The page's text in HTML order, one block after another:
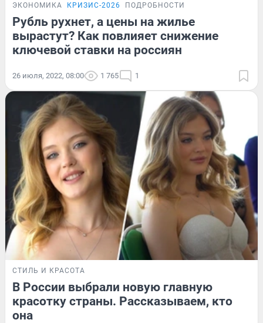
ЭКОНОМИКА КРИЗИС-2026 ПОДРОБНОСТИ
Рубль рухнет, а цены на жилье
вырастут? Как повлияет снижение
ключевой ставки на россиян
26 июля, 2022, 08:00 1 765 1
СТИЛЬ И КРАСОТА
В России выбрали новую главную
красотку страны. Рассказываем, кто
она